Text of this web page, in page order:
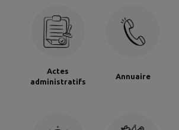
Actes
administratifs
Annuaire